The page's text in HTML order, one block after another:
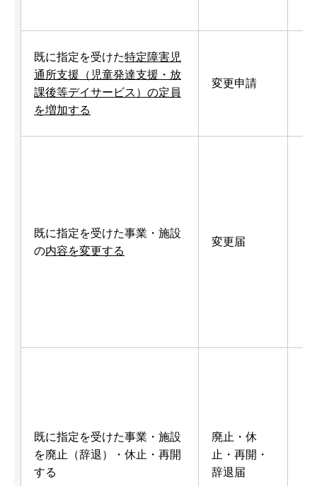
既に指定を受けた特定障害児
通所支援（児童発達支援・放
課後等デイサービス）の定員
を増加する
変更申請
既に指定を受けた事業・施設
の内容を変更する
変更届
既に指定を受けた事業・施設
を廃止（辞退）・休止・再開
する
廃止・休
止・再開・
辞退届